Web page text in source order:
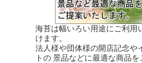
海苔は幅いろい用途にご利用
けます。
法人様や団体様の開店記念や
トの 景品などに最適な商品を